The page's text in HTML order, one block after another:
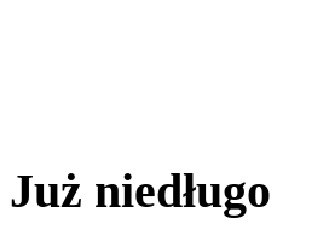
Już niedługo